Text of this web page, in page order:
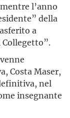
l’anno
della
a
Collegetto”.
Costa Maser,
nel
insegnante